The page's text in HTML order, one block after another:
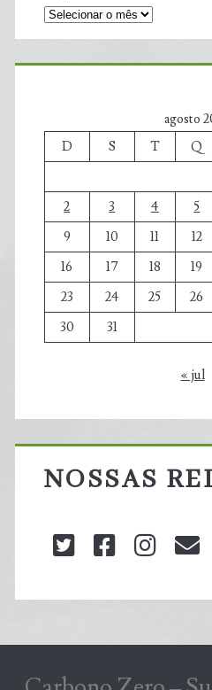
agosto
D
S T Q
2
3 4 5
9
10 11 12
16
17 18 19
23
24 25 26
30
31
« jul
NOSSAS
twitterfacebook